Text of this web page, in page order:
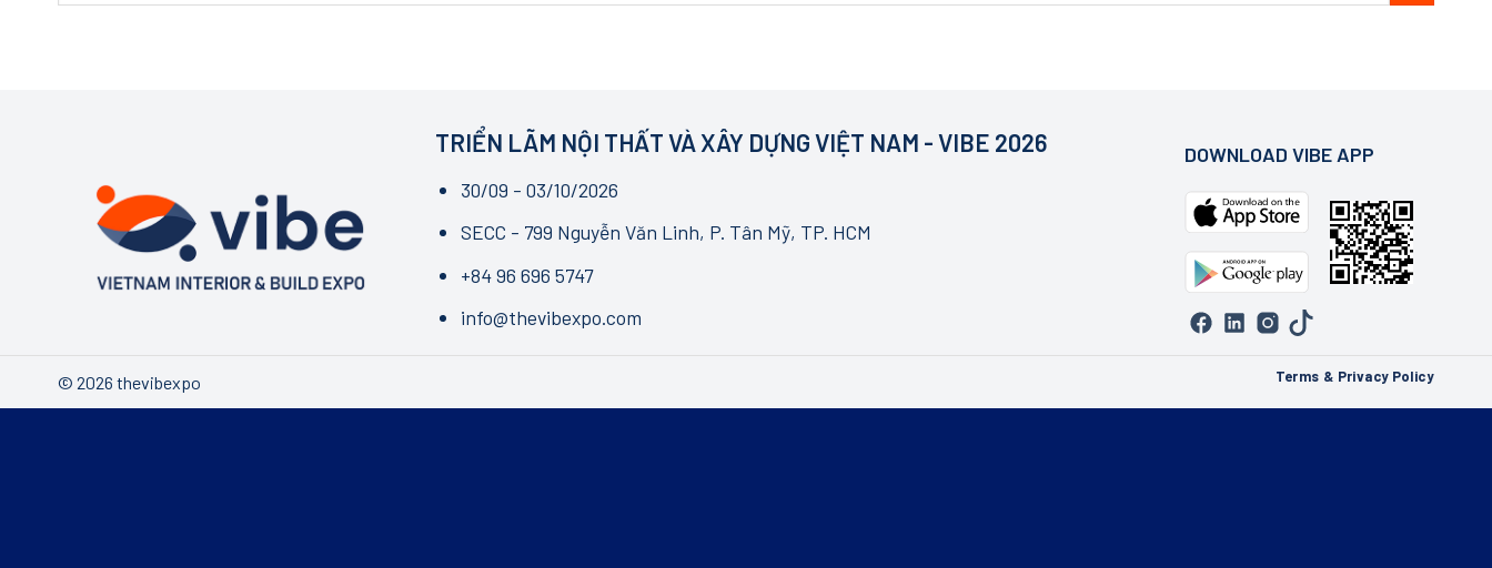
TRIỂN LÃM NỘI THẤT VÀ XÂY DỰNG VIỆT NAM - VIBE 2026
30/09 - 03/10/2026
SECC - 799 Nguyễn Văn Linh, P. Tân Mỹ, TP. HCM
+84 96 696 5747
info@thevibexpo.com
DOWNLOAD VIBE APP
© 2026 thevibexpo Terms & Privacy Policy